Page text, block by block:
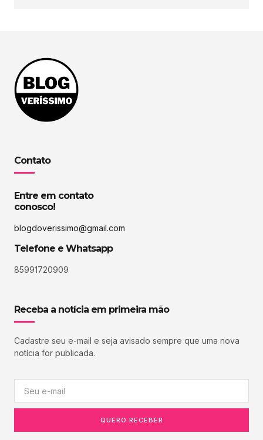
Contato
Entre em contato
conosco!
blogdoverissimo@gmail.com
Telefone e Whatsapp
85991720909
Receba a notícia em primeira mão
Cadastre seu e-mail e seja avisado sempre que uma nova
notícia for publicada.
QUERO RECEBER